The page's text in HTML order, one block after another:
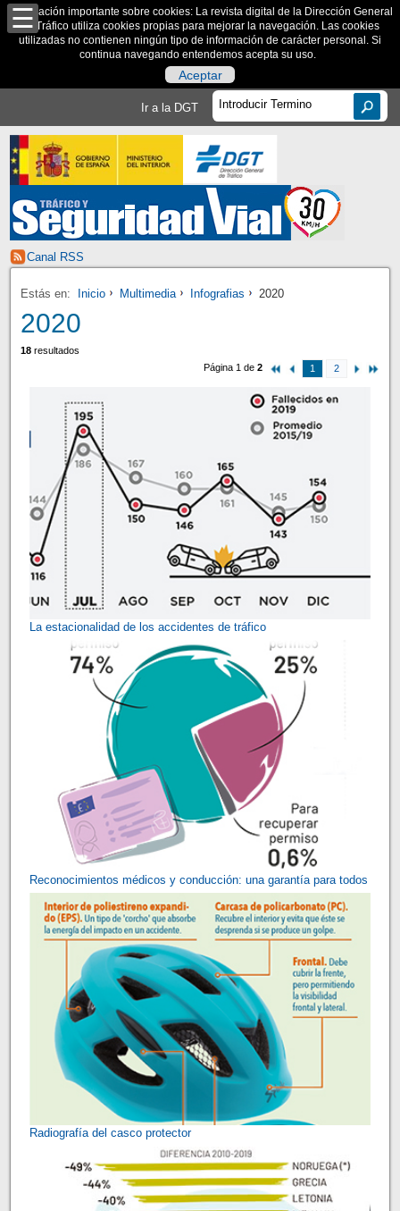
Información importante sobre cookies: La revista digital de la Dirección General
de Tráfico utiliza cookies propias para mejorar la navegación. Las cookies
utilizadas no contienen ningún tipo de información de carácter personal. Si
continua navegando entendemos acepta su uso.
Aceptar
Ir a la DGT
Canal RSS
Estás en: Inicio Multimedia Infografias 2020
2020
18resultados
Página 1 de2 1 2
La estacionalidad de los accidentes de tráfico
Reconocimientos médicos y conducción: una garantía para todos
Radiografía del casco protector